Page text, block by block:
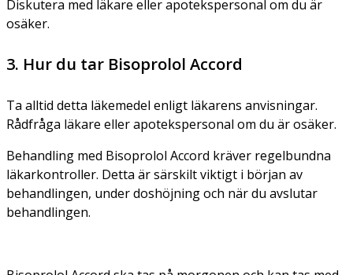
Diskutera med läkare eller apotekspersonal om du är
osäker.
3. Hur du tar Bisoprolol Accord
Ta alltid detta läkemedel enligt läkarens anvisningar.
Rådfråga läkare eller apotekspersonal om du är osäker.
Behandling med Bisoprolol Accord kräver regelbundna
läkarkontroller. Detta är särskilt viktigt i början av
behandlingen, under doshöjning och när du avslutar
behandlingen.